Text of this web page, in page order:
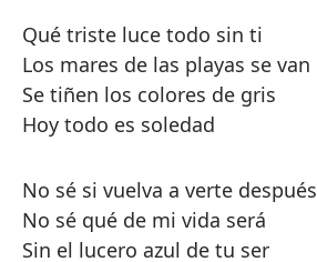
Qué triste luce todo sin ti
Los mares de las playas se van
Se tiñen los colores de gris
Hoy todo es soledad
No sé si vuelva a verte después
No sé qué de mi vida será
Sin el lucero azul de tu ser